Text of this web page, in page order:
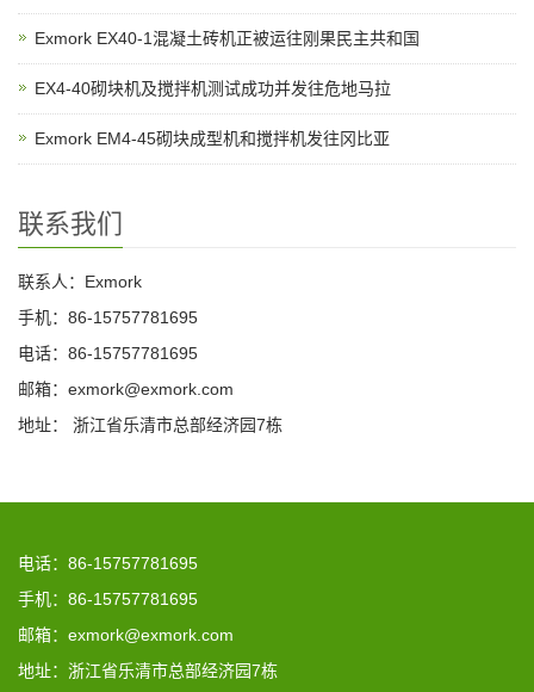
Exmork EX40-1混凝土砖机正被运往刚果民主共和国
EX4-40砌块机及搅拌机测试成功并发往危地马拉
Exmork EM4-45砌块成型机和搅拌机发往冈比亚
联系我们
联系人：Exmork
手机：86-15757781695
电话：86-15757781695
邮箱：exmork@exmork.com
地址： 浙江省乐清市总部经济园7栋
电话：86-15757781695
手机：86-15757781695
邮箱：exmork@exmork.com
地址：浙江省乐清市总部经济园7栋